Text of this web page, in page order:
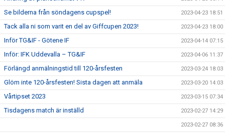
Se bilderna från söndagens cupspel! 2023-04-23 18:51
Tack alla ni som varit en del av Giffcupen 2023! 2023-04-23 18:00
Inför TG&IF - Götene IF 2023-04-14 07:15
Inför: IFK Uddevalla – TG&IF 2023-04-06 11:37
Förlängd anmälningstid till 120-årsfesten 2023-03-24 18:03
Glöm inte 120-årsfesten! Sista dagen att anmäla 2023-03-20 14:03
Vårtipset 2023 2023-03-15 07:34
Tisdagens match är inställd 2023-02-27 14:29
2023-02-27 08:36